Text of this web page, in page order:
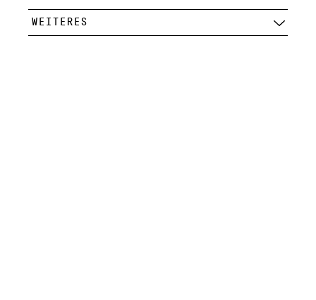
WEITERES